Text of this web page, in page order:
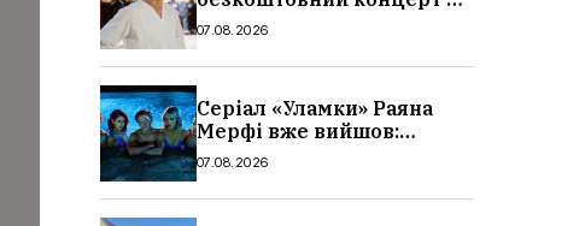
Львові: дата і місце
07.08.2026
Серіал «Уламки» Раяна
Мерфі вже вийшов:
сюжет, актори та всі
07.08.2026